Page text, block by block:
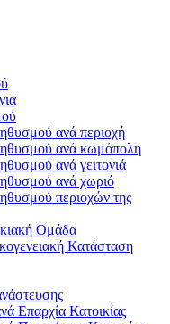
ανά περιοχή
ανά κωμόπολη
ανά γειτονιά
ανά χωριό
περιοχών της
Ομάδα
Κατάσταση
Επαρχία Κατοικίας